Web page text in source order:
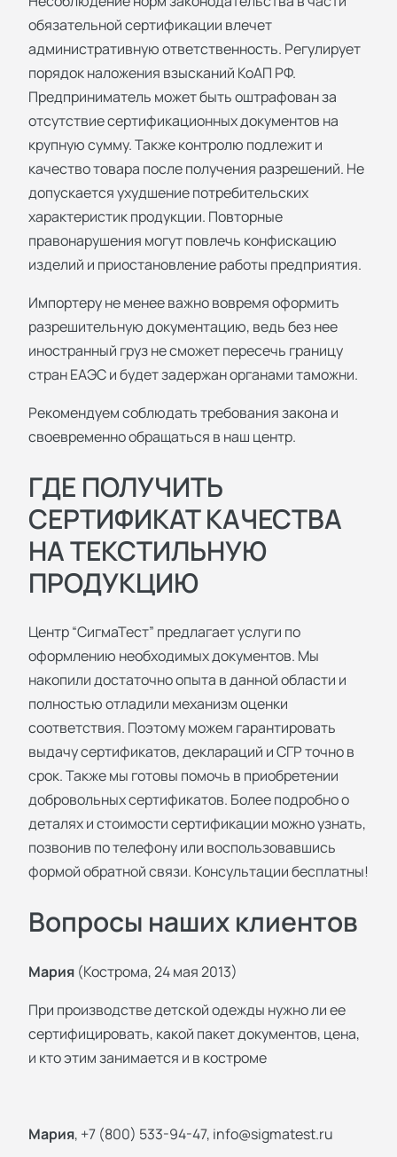
обязательной сертификации влечет
административную ответственность. Регулирует
порядок наложения взысканий КоАП РФ.
Предприниматель может быть оштрафован за
отсутствие сертификационных документов на
крупную сумму. Также контролю подлежит и
качество товара после получения разрешений. Не
допускается ухудшение потребительских
характеристик продукции. Повторные
правонарушения могут повлечь конфискацию
изделий и приостановление работы предприятия.
Импортеру не менее важно вовремя оформить
разрешительную документацию, ведь без нее
иностранный груз не сможет пересечь границу
стран ЕАЭС и будет задержан органами таможни.
Рекомендуем соблюдать требования закона и
своевременно обращаться в наш центр.
ГДЕ ПОЛУЧИТЬ
СЕРТИФИКАТ КАЧЕСТВА
НА ТЕКСТИЛЬНУЮ
ПРОДУКЦИЮ
Центр “СигмаТест” предлагает услуги по
оформлению необходимых документов. Мы
накопили достаточно опыта в данной области и
полностью отладили механизм оценки
соответствия. Поэтому можем гарантировать
выдачу сертификатов, деклараций и СГР точно в
срок. Также мы готовы помочь в приобретении
добровольных сертификатов. Более подробно о
деталях и стоимости сертификации можно узнать,
позвонив по телефону или воспользовавшись
формой обратной связи. Консультации бесплатны!
Вопросы наших клиентов
Мария (Кострома, 24 мая 2013)
При производстве детской одежды нужно ли ее
сертифицировать, какой пакет документов, цена,
и кто этим занимается и в костроме
Мария, +7 (800) 533-94-47, info@sigmatest.ru